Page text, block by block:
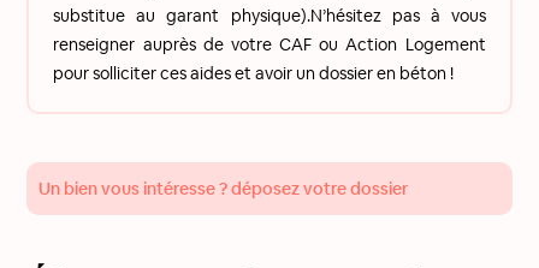
substitue au garant physique).N’hésitez pas à vous
renseigner auprès de votre CAF ou Action Logement
pour solliciter ces aides et avoir un dossier en béton !
Un bien vous intéresse ? déposez votre dossier